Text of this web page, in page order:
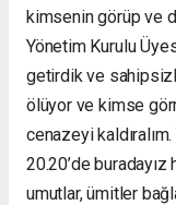
kimsenin görüp ve
Yönetim Kurulu
getirdik ve
ölüyor ve kimse
cenazeyi
20.20’de
umutlar, ümitler